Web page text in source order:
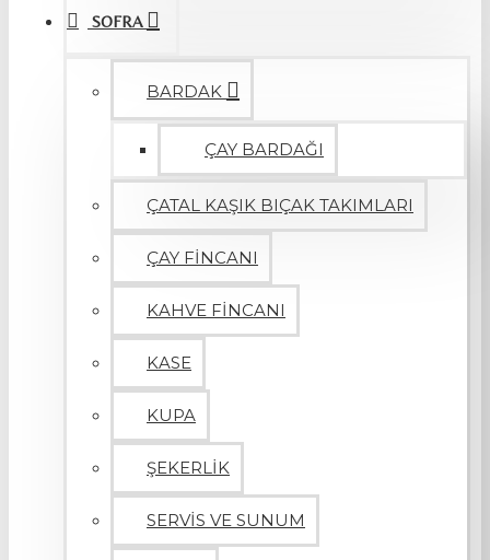
SOFRA
BARDAK
ÇAY BARDAĞI
ÇATAL KAŞIK BIÇAK TAKIMLARI
ÇAY FİNCANI
KAHVE FİNCANI
KASE
KUPA
ŞEKERLİK
SERVİS VE SUNUM